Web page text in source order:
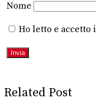
Nome
Ho letto e accetto i
Related Post